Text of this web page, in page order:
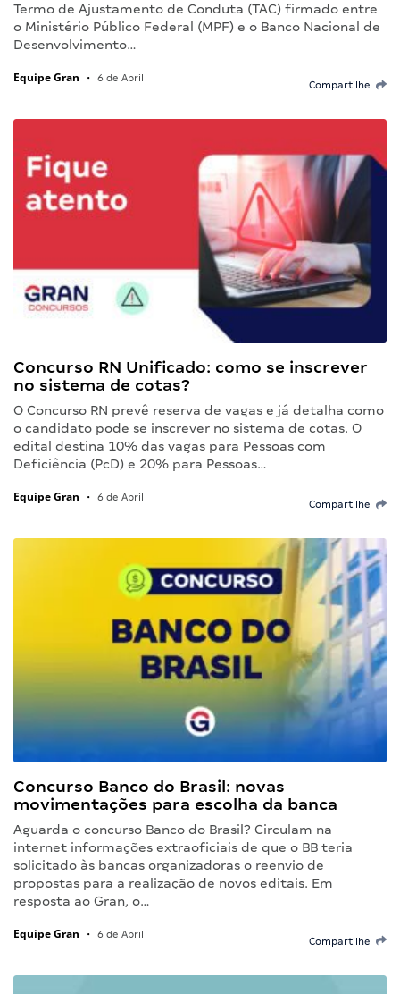
Termo de Ajustamento de Conduta (TAC) firmado entre
o Ministério Público Federal (MPF) e o Banco Nacional de
Desenvolvimento…
Equipe Gran • 6 de Abril
Compartilhe
Concurso RN Unificado: como se inscrever
no sistema de cotas?
O Concurso RN prevê reserva de vagas e já detalha como
o candidato pode se inscrever no sistema de cotas. O
edital destina 10% das vagas para Pessoas com
Deficiência (PcD) e 20% para Pessoas…
Equipe Gran • 6 de Abril
Compartilhe
Concurso Banco do Brasil: novas
movimentações para escolha da banca
Aguarda o concurso Banco do Brasil? Circulam na
internet informações extraoficiais de que o BB teria
solicitado às bancas organizadoras o reenvio de
propostas para a realização de novos editais. Em
resposta ao Gran, o…
Equipe Gran • 6 de Abril
Compartilhe